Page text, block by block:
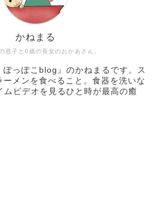
息子と0歳の長女のおかあさん。
かねまる
ぽっぽこblog』のかねまるです。ス
ーメンを食べること。食器を洗いな
ビデオを見るひと時が最高の癒